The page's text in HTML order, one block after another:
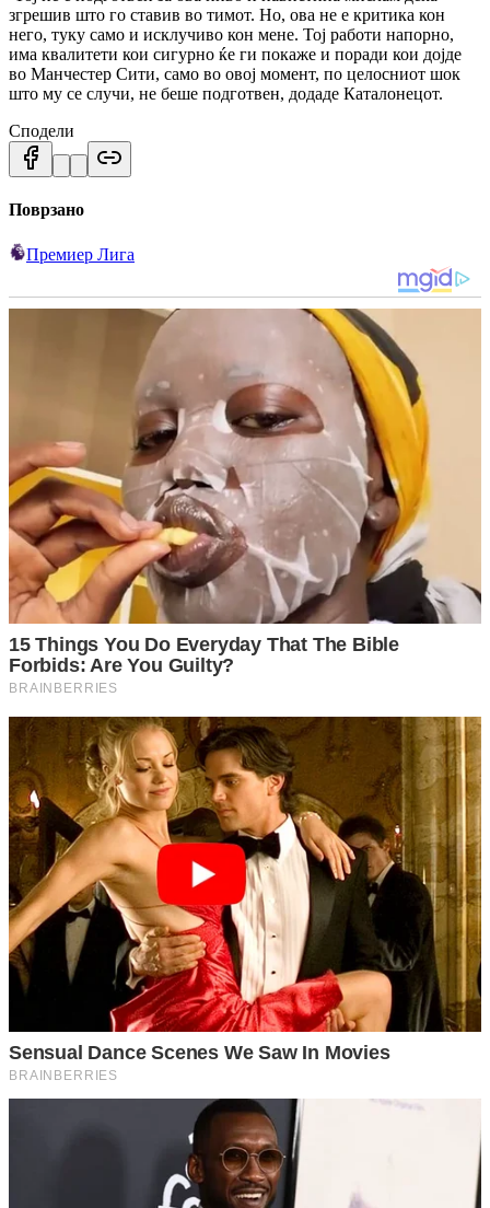
згрешив што го ставив во тимот. Но, ова не е критика кон
него, туку само и исклучиво кон мене. Тој работи напорно,
има квалитети кои сигурно ќе ги покаже и поради кои дојде
во Манчестер Сити, само во овој момент, по целосниот шок
што му се случи, не беше подготвен, додаде Каталонецот.
Сподели
Поврзано
Премиер Лига